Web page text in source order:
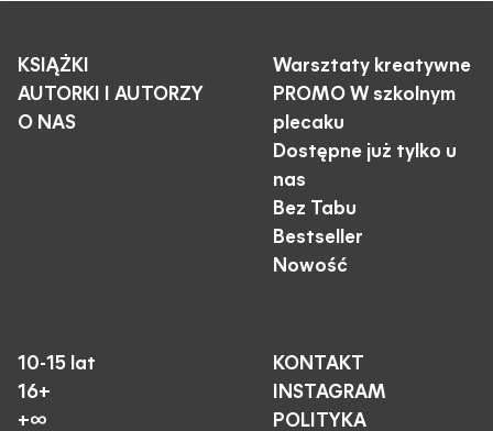
KSIĄŻKI
AUTORKI I AUTORZY
O NAS
Warsztaty kreatywne
PROMO W szkolnym
plecaku
Dostępne już tylko u
nas
Bez Tabu
Bestseller
Nowość
10-15 lat
16+
+∞
KONTAKT
INSTAGRAM
POLITYKA